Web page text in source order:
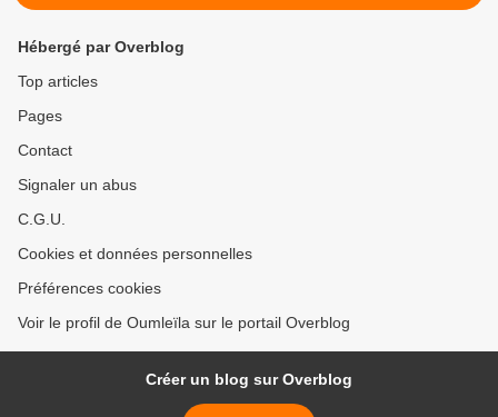
Hébergé par Overblog
Top articles
Pages
Contact
Signaler un abus
C.G.U.
Cookies et données personnelles
Préférences cookies
Voir le profil de Oumleïla sur le portail Overblog
Créer un blog sur Overblog